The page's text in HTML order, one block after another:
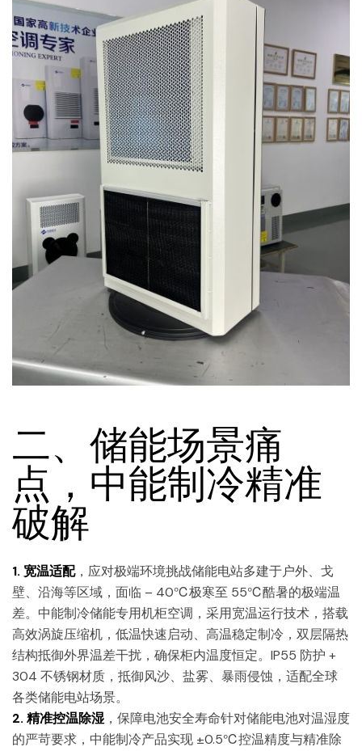
二、储能场景痛
点，中能制冷精准
破解
1. 宽温适配，应对极端环境挑战储能电站多建于户外、戈
壁、沿海等区域，面临 – 40℃极寒至 55℃酷暑的极端温
差。中能制冷储能专用机柜空调，采用宽温运行技术，搭载
高效涡旋压缩机，低温快速启动、高温稳定制冷，双层隔热
结构抵御外界温差干扰，确保柜内温度恒定。IP55 防护 +
304 不锈钢材质，抵御风沙、盐雾、暴雨侵蚀，适配全球
各类储能电站场景。
2. 精准控温除湿，保障电池安全寿命针对储能电池对温湿度
的严苛要求，中能制冷产品实现 ±0.5℃控温精度与精准除